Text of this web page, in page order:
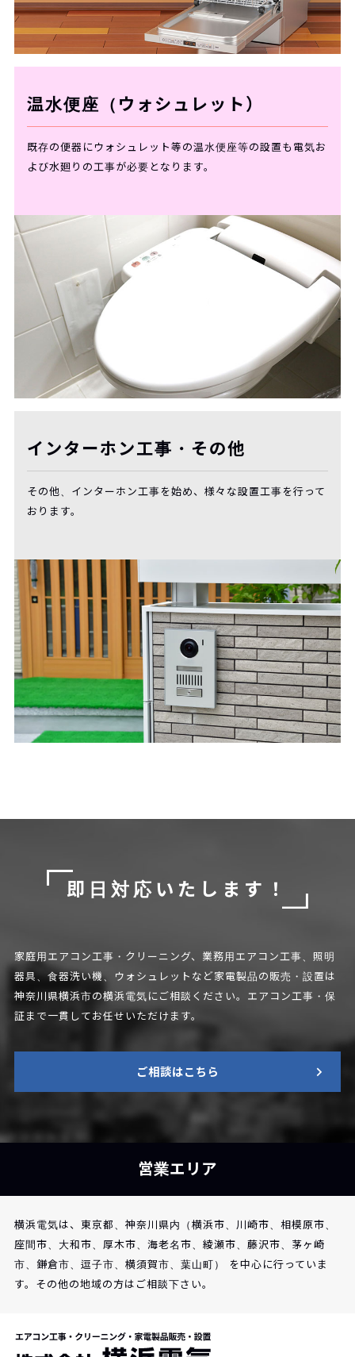
温水便座（ウォシュレット）
既存の便器にウォシュレット等の温水便座等の設置も電気お
よび水廻りの工事が必要となります。
インターホン工事・その他
その他、インターホン工事を始め、様々な設置工事を行って
おります。
即日対応いたします！
家庭用エアコン工事・クリーニング、業務用エアコン工事、照明
器具、食器洗い機、
ウォシュレットなど家電製品の販売・設置は
神奈川県横浜市の横浜電気にご相談ください。 エアコン工事・保
証まで一貫してお任せいただけます。
ご相談はこちら
営業エリア
横浜電気は、東京都、神奈川県内（横浜市、川崎市、相模原市、
座間市、大和市、厚木市、海老名市、綾瀬市、藤沢市、茅ヶ崎
市、鎌倉市、逗子市、横須賀市、葉山町） を中心に行っていま
す。その他の地域の方はご相談下さい。